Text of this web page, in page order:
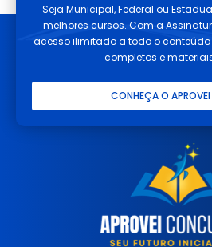
Seja Municipal, Federal ou
melhores cursos. Com a
acesso ilimitado a todo o
completos e materiais
CONHEÇA O